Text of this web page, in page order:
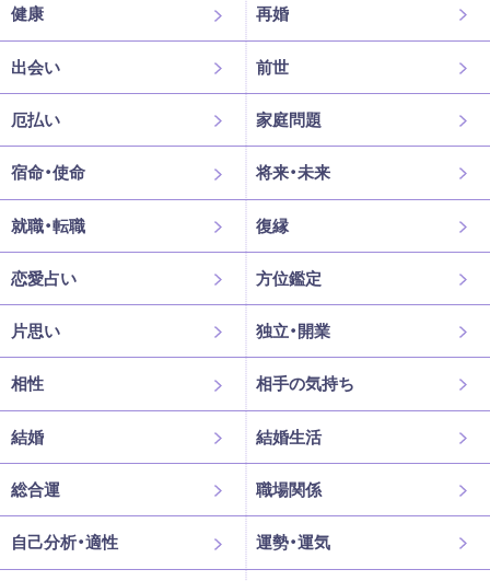
健康 再婚
出会い 前世
厄払い 家庭問題
宿命・使命 将来・未来
就職・転職 復縁
恋愛占い 方位鑑定
片思い 独立・開業
相性 相手の気持ち
結婚 結婚生活
総合運 職場関係
自己分析・適性 運勢・運気